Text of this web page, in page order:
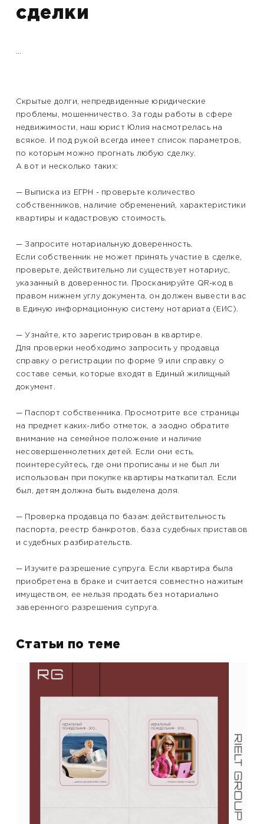
сделки
...
Скрытые долги, непредвиденные юридические
проблемы, мошенничество. За годы работы в сфере
недвижимости, наш юрист Юлия насмотрелась на
всякое. И под рукой всегда имеет список параметров,
по которым можно прогнать любую сделку.
А вот и несколько таких:
— Выписка из ЕГРН - проверьте количество
собственников, наличие обременений, характеристики
квартиры и кадастровую стоимость.
— Запросите нотариальную доверенность.
Если собственник не может принять участие в сделке,
проверьте, действительно ли существует нотариус,
указанный в доверенности. Просканируйте QR-код в
правом нижнем углу документа, он должен вывести вас
в Единую информационную систему нотариата (ЕИС).
— Узнайте, кто зарегистрирован в квартире.
Для проверки необходимо запросить у продавца
справку о регистрации по форме 9 или справку о
составе семьи, которые входят в Единый жилищный
документ.
— Паспорт собственника. Просмотрите все страницы
на предмет каких-либо отметок, а заодно обратите
внимание на семейное положение и наличие
несовершеннолетних детей. Если они есть,
поинтересуйтесь, где они прописаны и не был ли
использован при покупке квартиры маткапитал. Если
был, детям должна быть выделена доля.
— Проверка продавца по базам: действительность
паспорта, реестр банкротов, база судебных приставов
и судебных разбирательств.
— Изучите разрешение супруга. Если квартира была
приобретена в браке и считается совместно нажитым
имуществом, ее нельзя продать без нотариально
заверенного разрешения супруга.
Статьи по теме